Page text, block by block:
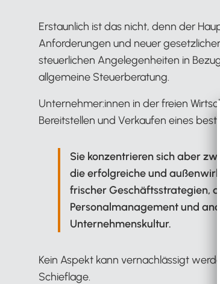
Erstaunlich ist das nicht, denn der
Anforderungen und neuer
steuerlichen Angelegenheiten in
allgemeine Steuerberatung.
Unternehmer:innen in der freien
Bereitstellen und Verkaufen eines
Sie konzentrieren sich aber
die erfolgreiche und
frischer Geschäftsstrategien,
Personalmanagement und
Unternehmenskultur.
Kein Aspekt kann vernachlässigt
Schieflage.